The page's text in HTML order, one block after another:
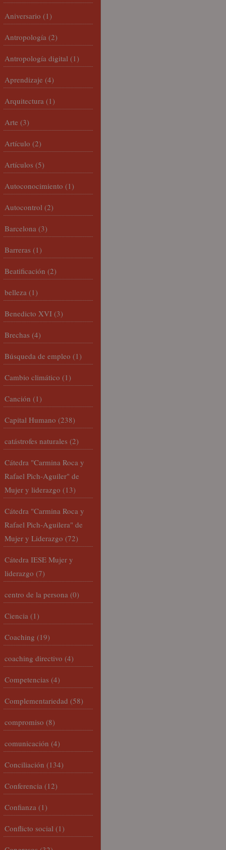
Aniversario (1)
Antropología (2)
Antropología digital (1)
Aprendizaje (4)
Arquitectura (1)
Arte (3)
Artículo (2)
Artículos (5)
Autoconocimiento (1)
Autocontrol (2)
Barcelona (3)
Barreras (1)
Beatificación (2)
belleza (1)
Benedicto XVI (3)
Brechas (4)
Búsqueda de empleo (1)
Cambio climático (1)
Canción (1)
Capital Humano (238)
catástrofes naturales (2)
Cátedra "Carmina Roca y
Rafael Pich-Aguiler" de
Mujer y liderazgo (13)
Cátedra "Carmina Roca y
Rafael Pich-Aguilera" de
Mujer y Liderazgo (72)
Cátedra IESE Mujer y
liderazgo (7)
centro de la persona (0)
Ciencia (1)
Coaching (19)
coaching directivo (4)
Competencias (4)
Complementariedad (58)
compromiso (8)
comunicación (4)
Conciliación (134)
Conferencia (12)
Confianza (1)
Conflicto social (1)